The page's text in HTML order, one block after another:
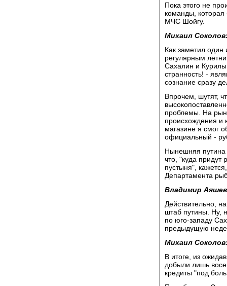
Пока этого не
команды,
МЧС Шойгу.
Михаил
Как заметил один
регулярным
Сахалин и Курилы
странность! -
сознание сразу
Впрочем, шутят,
проблемы. На
происхождения и
магазине я смог
официальный -
Нынешняя путина
что, "куда придут
пустыня",
Департамента
Владимир
Действительно,
штаб путины. Ну,
по юго-западу
предыдущую
Михаил
В итоге, из
добыли лишь
кредиты "под